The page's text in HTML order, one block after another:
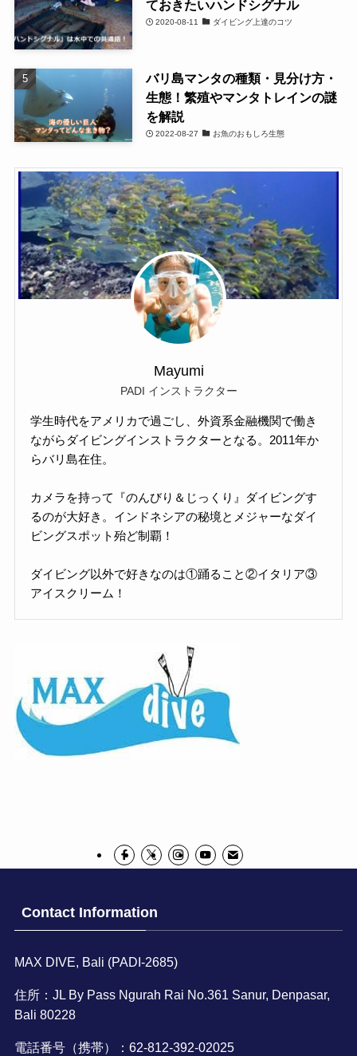
ておきたいハンドシグナル
2020-08-11 ダイビング上達のコツ
バリ島マンタの種類・見分け方・
生態！繁殖やマンタトレインの謎
を解説
2022-08-27 お魚のおもしろ生態
Mayumi
PADI インストラクター
学生時代をアメリカで過ごし、外資系金融機関で働き
ながらダイビングインストラクターとなる。2011年か
らバリ島在住。
カメラを持って『のんびり＆じっくり』ダイビングす
るのが大好き。インドネシアの秘境とメジャーなダイ
ビングスポット殆ど制覇！
ダイビング以外で好きなのは①踊ること②イタリア③
アイスクリーム！
Contact Information
MAX DIVE, Bali (PADI-2685)
住所：JL By Pass Ngurah Rai No.361 Sanur, Denpasar,
Bali 80228
電話番号（携帯）：62-812-392-02025